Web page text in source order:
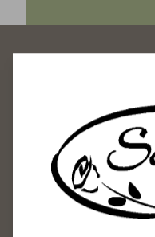
Sundin
Avoinna
Arkisin 09-18